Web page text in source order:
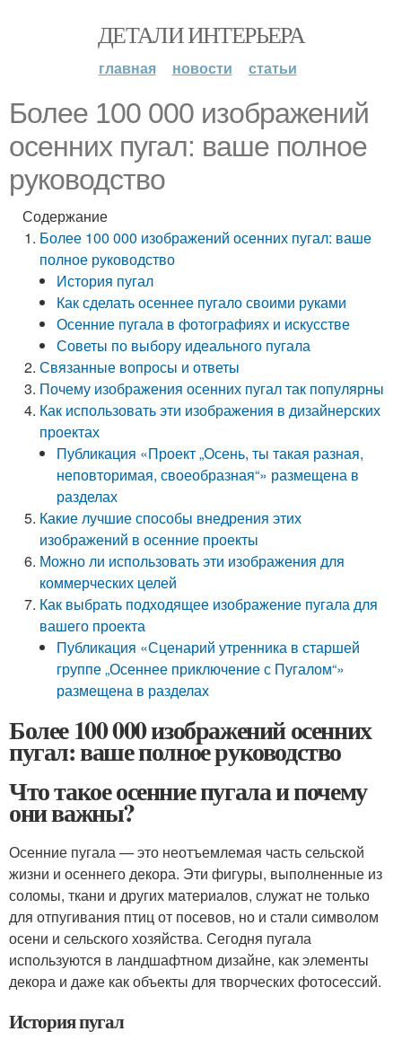
ДЕТАЛИ ИНТЕРЬЕРА
главная новости статьи
Более 100 000 изображений
осенних пугал: ваше полное
руководство
Содержание
Более 100 000 изображений осенних пугал: ваше
полное руководство
История пугал
Как сделать осеннее пугало своими руками
Осенние пугала в фотографиях и искусстве
Советы по выбору идеального пугала
Связанные вопросы и ответы
Почему изображения осенних пугал так популярны
Как использовать эти изображения в дизайнерских
проектах
Публикация «Проект „Осень, ты такая разная,
неповторимая, своеобразная“» размещена в
разделах
Какие лучшие способы внедрения этих
изображений в осенние проекты
Можно ли использовать эти изображения для
коммерческих целей
Как выбрать подходящее изображение пугала для
вашего проекта
Публикация «Сценарий утренника в старшей
группе „Осеннее приключение с Пугалом“»
размещена в разделах
Более 100 000 изображений осенних
пугал: ваше полное руководство
Что такое осенние пугала и почему
они важны?
Осенние пугала — это неотъемлемая часть сельской
жизни и осеннего декора. Эти фигуры, выполненные из
соломы, ткани и других материалов, служат не только
для отпугивания птиц от посевов, но и стали символом
осени и сельского хозяйства. Сегодня пугала
используются в ландшафтном дизайне, как элементы
декора и даже как объекты для творческих фотосессий.
История пугал